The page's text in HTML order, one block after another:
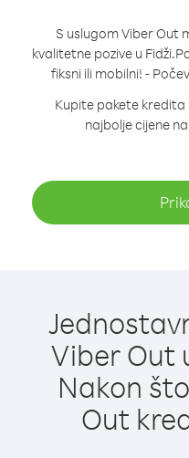
S uslugom Viber Out
kvalitetne pozive u Fidži.
fiksni ili mobilni! -
Kupite pakete kredita
najbolje cijene
Viber Out
Nakon
Out